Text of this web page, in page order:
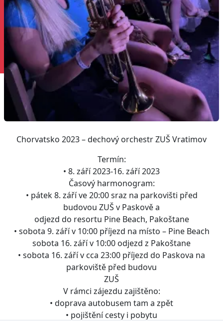
Chorvatsko 2023 – dechový orchestr ZUŠ Vratimov
Termín:
• 8. září 2023-16. září 2023
Časový harmonogram:
• pátek 8. září ve 20:00 sraz na parkovišti před
budovou ZUŠ v Paskově a
odjezd do resortu Pine Beach, Pakoštane
• sobota 9. září v 10:00 příjezd na místo – Pine Beach
sobota 16. září v 10:00 odjezd z Pakoštane
• sobota 16. září v cca 23:00 příjezd do Paskova na
parkoviště před budovu
ZUŠ
V rámci zájezdu zajištěno:
• doprava autobusem tam a zpět
• pojištění cesty i pobytu